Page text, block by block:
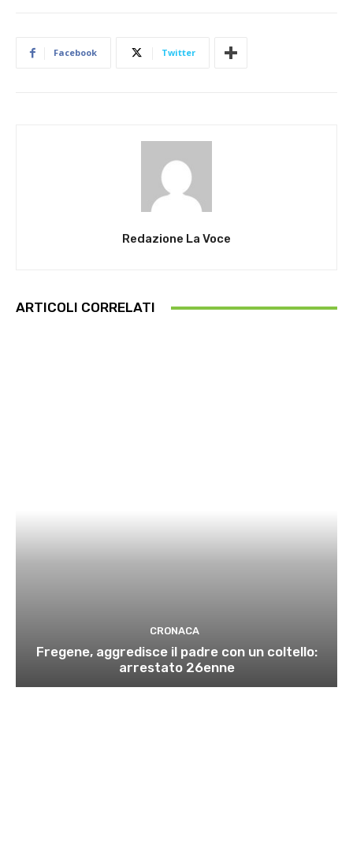
Facebook Twitter
Redazione La Voce
ARTICOLI CORRELATI
CRONACA
Fregene, aggredisce il padre con un coltello:
arrestato 26enne